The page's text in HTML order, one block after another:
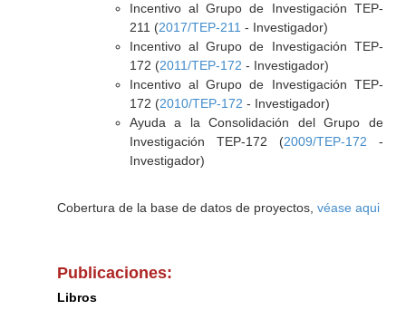
Incentivo al Grupo de Investigación TEP-
211 (2017/TEP-211 - Investigador)
Incentivo al Grupo de Investigación TEP-
172 (2011/TEP-172 - Investigador)
Incentivo al Grupo de Investigación TEP-
172 (2010/TEP-172 - Investigador)
Ayuda a la Consolidación del Grupo de
Investigación TEP-172 (2009/TEP-172 -
Investigador)
Cobertura de la base de datos de proyectos, véase aqui
Publicaciones:
Libros